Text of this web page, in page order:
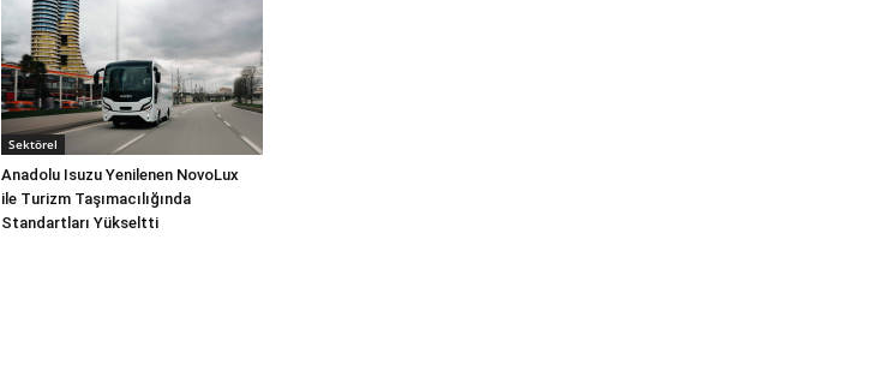
Sektörel
Anadolu Isuzu Yenilenen NovoLux
ile Turizm Taşımacılığında
Standartları Yükseltti